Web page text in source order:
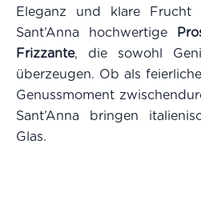
Eleganz und klare Frucht
Sant’Anna hochwertige
Frizzante, die sowohl
überzeugen. Ob als
Genussmoment
Sant’Anna bringen
Glas.